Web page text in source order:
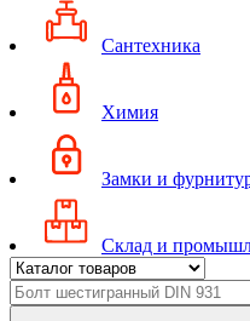
Сантехника
Химия
Замки и
Склад и